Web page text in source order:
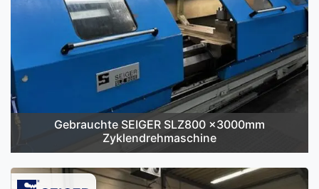
Gebrauchte SEIGER SLZ800 x3000mm
Zyklendrehmaschine